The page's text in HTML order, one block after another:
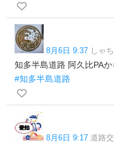
8月6日 9:37 しゃち
知多半島道路 阿久比PA
#知多半島道路
8月6日 9:17 道路